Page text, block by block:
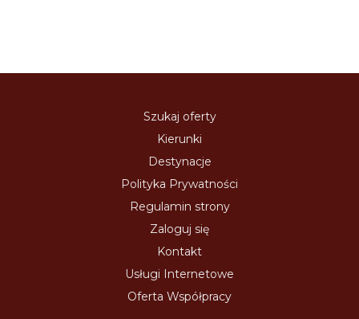
Szukaj oferty
Kierunki
Destynacje
Polityka Prywatności
Regulamin strony
Zaloguj się
Kontakt
Usługi Internetowe
Oferta Współpracy